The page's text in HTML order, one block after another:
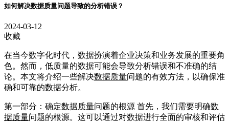
如何解决数据质量问题导致的分析错误？
2024-03-12
收藏
在当今数字化时代，数据扮演着企业决策和业务发展的重要角
色。然而，低质量的数据可能会导致分析错误和不准确的结
论。本文将介绍一些解决数据质量问题的有效方法，以确保准
确和可靠的数据分析。
第一部分：确定数据质量问题的根源 首先，我们需要明确数
据质量问题的根源。这可以通过对数据进行全面的审核和评估